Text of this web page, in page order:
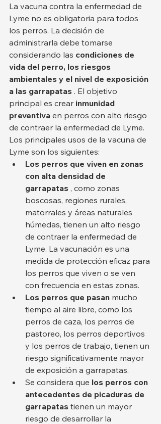
La vacuna contra la enfermedad de
Lyme no es obligatoria para todos
los perros. La decisión de
administrarla debe tomarse
considerando las condiciones de
vida del perro, los riesgos
ambientales y el nivel de exposición
a las garrapatas . El objetivo
principal es crear inmunidad
preventiva en perros con alto riesgo
de contraer la enfermedad de Lyme.
Los principales usos de la vacuna de
Lyme son los siguientes:
Los perros que viven en zonas
con alta densidad de
garrapatas , como zonas
boscosas, regiones rurales,
matorrales y áreas naturales
húmedas, tienen un alto riesgo
de contraer la enfermedad de
Lyme. La vacunación es una
medida de protección eficaz para
los perros que viven o se ven
con frecuencia en estas zonas.
Los perros que pasan mucho
tiempo al aire libre, como los
perros de caza, los perros de
pastoreo, los perros deportivos
y los perros de trabajo, tienen un
riesgo significativamente mayor
de exposición a garrapatas.
Se considera que los perros con
antecedentes de picaduras de
garrapatas tienen un mayor
riesgo de desarrollar la